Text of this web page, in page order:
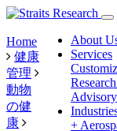
About
Services
Advisory
+
Home
健康
管理
動物
の健
康